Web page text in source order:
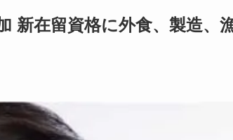
新在留資格に外食、製造、